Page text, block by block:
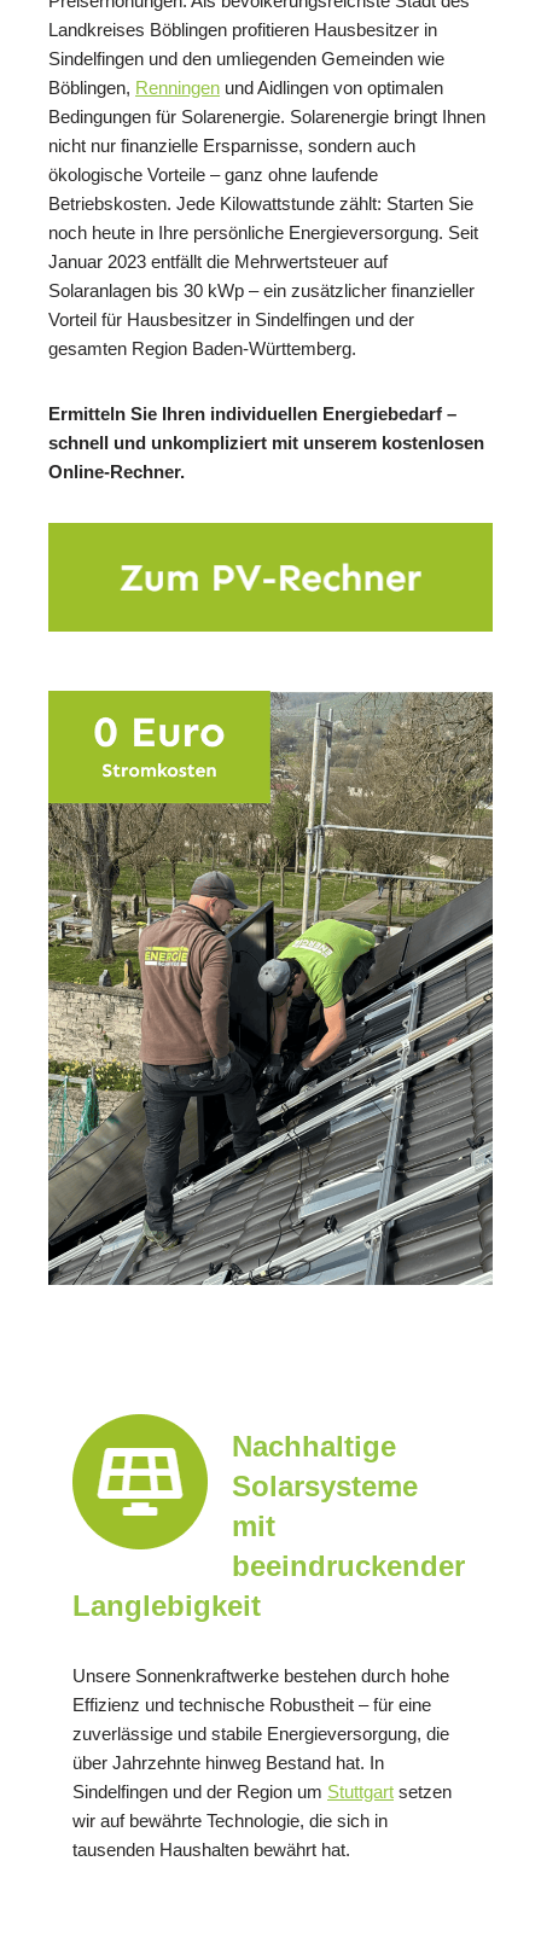
Landkreises Böblingen profitieren Hausbesitzer in
Sindelfingen und den umliegenden Gemeinden wie
Böblingen, Renningen und Aidlingen von optimalen
Bedingungen für Solarenergie. Solarenergie bringt Ihnen
nicht nur finanzielle Ersparnisse, sondern auch
ökologische Vorteile – ganz ohne laufende
Betriebskosten. Jede Kilowattstunde zählt: Starten Sie
noch heute in Ihre persönliche Energieversorgung. Seit
Januar 2023 entfällt die Mehrwertsteuer auf
Solaranlagen bis 30 kWp – ein zusätzlicher finanzieller
Vorteil für Hausbesitzer in Sindelfingen und der
gesamten Region Baden-Württemberg.
Ermitteln Sie Ihren individuellen Energiebedarf –
schnell und unkompliziert mit unserem kostenlosen
Online-Rechner.
Nachhaltige
Solarsysteme
mit
beeindruckender
Langlebigkeit
Unsere Sonnenkraftwerke bestehen durch hohe
Effizienz und technische Robustheit – für eine
zuverlässige und stabile Energieversorgung, die
über Jahrzehnte hinweg Bestand hat. In
Sindelfingen und der Region um Stuttgart setzen
wir auf bewährte Technologie, die sich in
tausenden Haushalten bewährt hat.